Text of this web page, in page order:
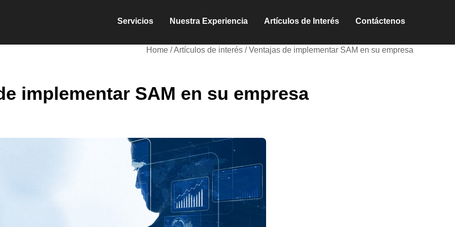
Servicios Nuestra Experiencia Artículos de Interés Contáctenos
Home /Artículos de interés /Ventajas de implementar SAM en su empresa
implementar SAM en su empresa